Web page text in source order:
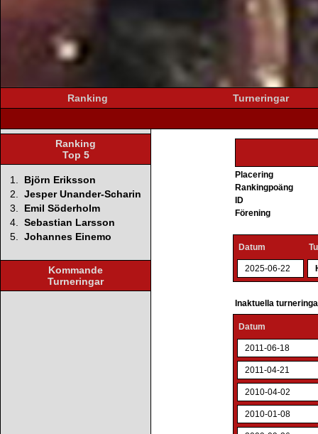
Ranking Turneringar
Ranking
Top 5
1.
Björn Eriksson
2. Jesper Unander-Scharin
3.
Emil Söderholm
4. Sebastian Larsson
5. Johannes Einemo
Kommande
Turneringar
Placering
Rankingpoäng
ID
Förening
Datum
2025-06-22
Inaktuella
Datum
2011-06-18
2011-04-21
2010-04-02
2010-01-08